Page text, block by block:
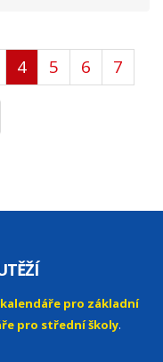
4 5 6 7
kalendáře pro základní
pro střední školy.